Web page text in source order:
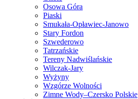
Osowa Góra
Piaski
Smukała-Opławiec-Janowo
Stary Fordon
Szwederowo
Tatrzańskie
Tereny Nadwiślańskie
Wilczak-Jary
Wyżyny
Wzgórze Wolności
Zimne Wody–Czersko Polskie